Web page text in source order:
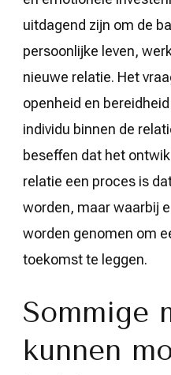
uitdagend zijn om de
persoonlijke leven,
nieuwe relatie. Het
openheid en
individu binnen de
beseffen dat het
relatie een proces is
worden, maar waarbij
worden genomen om
toekomst te leggen.
Sommige
kunnen